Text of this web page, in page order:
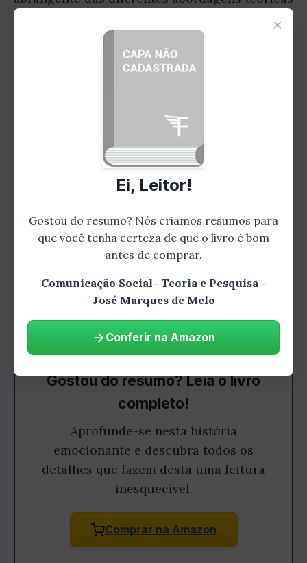
utilizadas para estudar a comunicação.
Ao longo do capítulo, o autor também discute
as limitações de cada teoria e como elas
sólida em teorias da comunicação social para
entender e analisar os fenômenos
comunicacionais que nos cercam.
Gostou do resumo? Leia o livro
completo!
Aprofunde-se nesta história
emocionante e descubra todos os
detalhes que fazem desta uma leitura
inesquecível.
Comprar na Amazon
×
Ei, Leitor!
Gostou do resumo? Nós criamos resumos para
que você tenha certeza de que o livro é bom
antes de comprar.
Comunicação Social- Teoria e Pesquisa -
José Marques de Melo
Conferir na Amazon